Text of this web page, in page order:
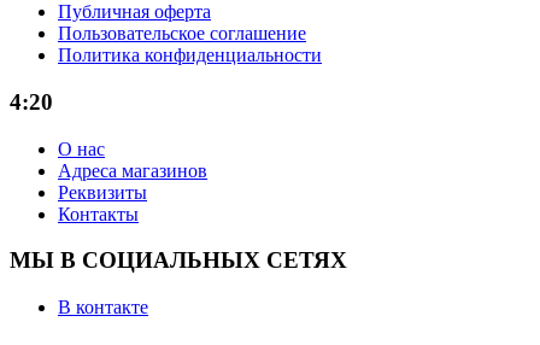
Публичная оферта
Пользовательское соглашение
Политика конфиденциальности
4:20
О нас
Адреса магазинов
Реквизиты
Контакты
МЫ В СОЦИАЛЬНЫХ СЕТЯХ
В контакте